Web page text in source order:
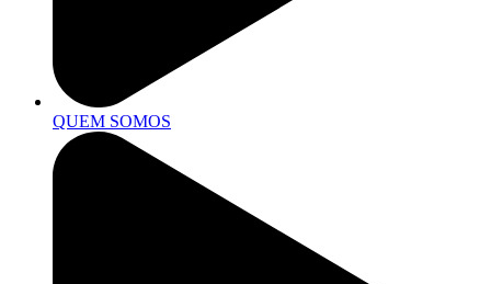
QUEM SOMOS